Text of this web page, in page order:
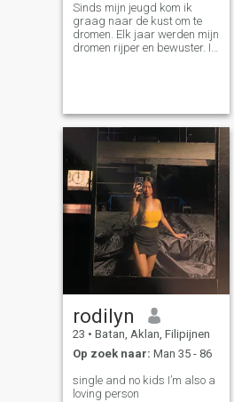
Sinds mijn jeugd kom ik
graag naar de kust om te
dromen. Elk jaar werden mijn
dromen rijper en bewuster. Ik
In mijn ogen zie je een heel
romantisch, sensueel en
teder meisje. Ik geniet van elk
moment van mijn leven. Ik
breng mijn vrije tijd graag
door op het strand of met
sporten. Ik denk dat elk
meisje er goed en verzorgd
uit moet zien. Daarom ben ik
van plan om niet alleen te
slagen in schoonheid, maar
ook in het zoeken naar mijn
liefde.
rodilyn
23 • Batan, Aklan, Filipijnen
Op zoek naar: Man 35 - 86
single and no kids I’m also a
loving person